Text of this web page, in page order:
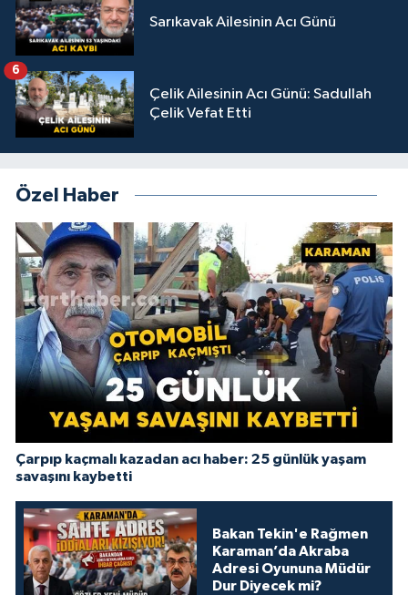
Sarıkavak Ailesinin Acı Günü
Çelik Ailesinin Acı Günü: Sadullah
Çelik Vefat Etti
6
Özel Haber
Çarpıp kaçmalı kazadan acı haber: 25 günlük yaşam
savaşını kaybetti
Bakan Tekin'e Rağmen
Karaman’da Akraba
Adresi Oyununa Müdür
Dur Diyecek mi?